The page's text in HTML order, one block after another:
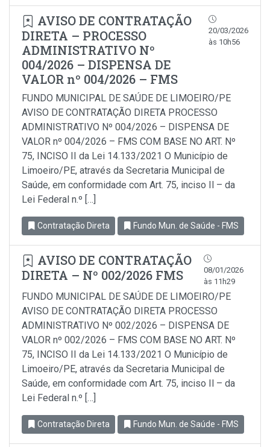
AVISO DE CONTRATAÇÃO
DIRETA – PROCESSO
ADMINISTRATIVO Nº
004/2026 – DISPENSA DE
VALOR nº 004/2026 – FMS
20/03/2026
às 10h56
FUNDO MUNICIPAL DE SAÚDE DE LIMOEIRO/PE
AVISO DE CONTRATAÇÃO DIRETA PROCESSO
ADMINISTRATIVO Nº 004/2026 – DISPENSA DE
VALOR nº 004/2026 – FMS COM BASE NO ART. Nº
75, INCISO II da Lei 14.133/2021 O Município de
Limoeiro/PE, através da Secretaria Municipal de
Saúde, em conformidade com Art. 75, inciso Il – da
Lei Federal n.º […]
Contratação Direta Fundo Mun. de Saúde - FMS
AVISO DE CONTRATAÇÃO
DIRETA – Nº 002/2026 FMS
08/01/2026
às 11h29
FUNDO MUNICIPAL DE SAÚDE DE LIMOEIRO/PE
AVISO DE CONTRATAÇÃO DIRETA PROCESSO
ADMINISTRATIVO Nº 002/2026 – DISPENSA DE
VALOR nº 002/2026 – FMS COM BASE NO ART. Nº
75, INCISO II da Lei 14.133/2021 O Município de
Limoeiro/PE, através da Secretaria Municipal de
Saúde, em conformidade com Art. 75, inciso Il – da
Lei Federal n.º […]
Contratação Direta Fundo Mun. de Saúde - FMS